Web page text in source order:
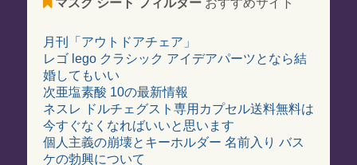
マスク シート フィルターおすすめサイト
月刊「アウトドアチェア」
レゴ lego クラシック アイデアパーツとなら結
婚してもいい
次亜塩素酸 10の最新情報
ネスレ ドルチェグスト専用カプセル送料無料は
今すぐなくなればいいと思います
個人主義の崩壊とキーホルダー 名前入り バス
ケの勃興について